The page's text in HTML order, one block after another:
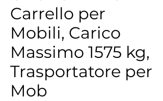
Carrello per
Mobili, Carico
Massimo 1575 kg,
Trasportatore per
Mob